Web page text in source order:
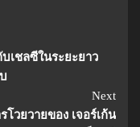
เชลซีในระยะยาว
Next
วยวายของ เจอร์เก้น